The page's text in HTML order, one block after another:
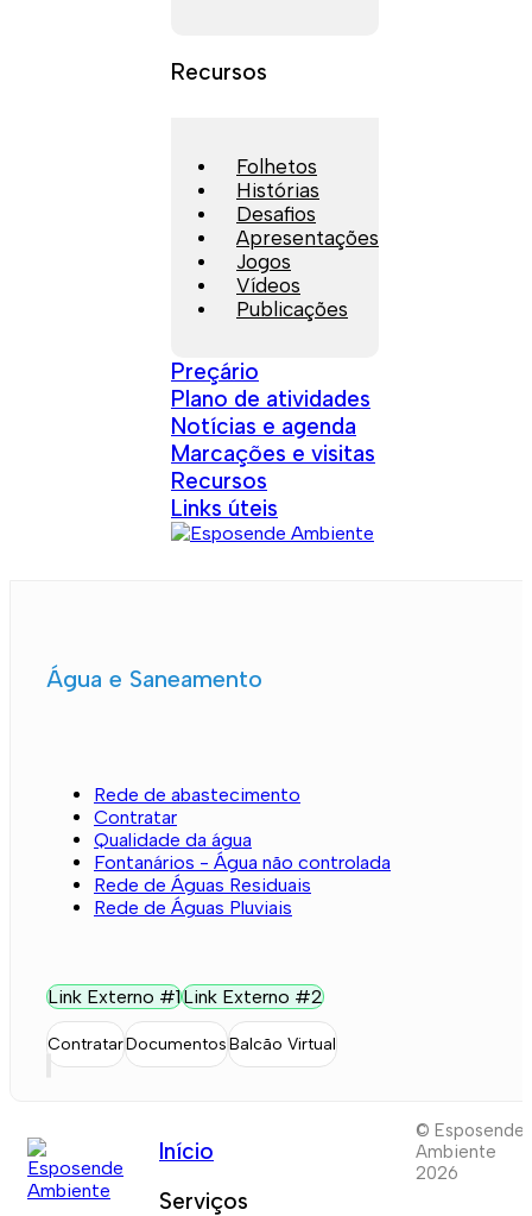
Recursos
Folhetos
Histórias
Desafios
Apresentações
Jogos
Vídeos
Publicações
Preçário
Plano de atividades
Notícias e agenda
Marcações e visitas
Recursos
Links úteis
Água e Saneamento
Rede de abastecimento
Contratar
Qualidade da água
Fontanários - Água não controlada
Rede de Águas Residuais
Rede de Águas Pluviais
Link Externo #1Link Externo #2
ContratarDocumentosBalcão Virtual
Início
Serviços
© Esposende
Ambiente
2026